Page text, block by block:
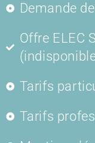
Demande
Offre ELEC
Tarifs
Tarifs